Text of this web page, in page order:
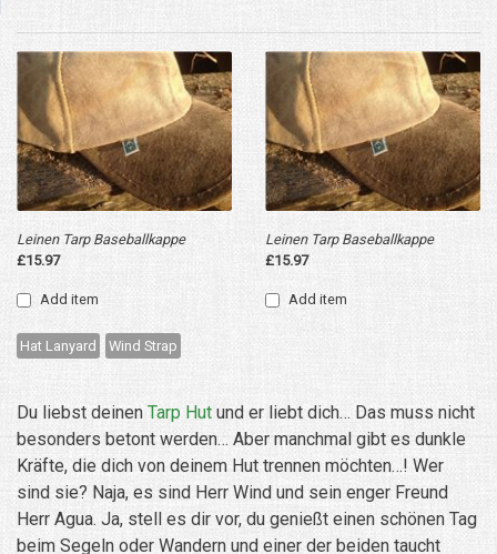
Leinen Tarp Baseballkappe
£15.97
Add item
Leinen Tarp Baseballkappe
£15.97
Add item
Hat Lanyard Wind Strap
Du liebst deinen Tarp Hut und er liebt dich… Das muss nicht
besonders betont werden… Aber manchmal gibt es dunkle
Kräfte, die dich von deinem Hut trennen möchten…! Wer
sind sie? Naja, es sind Herr Wind und sein enger Freund
Herr Agua. Ja, stell es dir vor, du genießt einen schönen Tag
beim Segeln oder Wandern und einer der beiden taucht